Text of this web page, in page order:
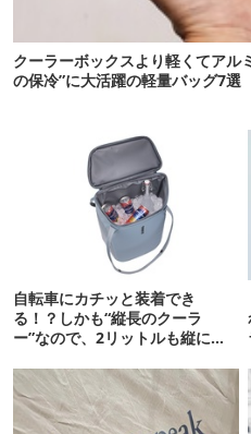
クーラーボックスより軽くてアル
の保冷”に大活躍の軽量バッグ7選
自転車にカチッと装着でき
る！？しかも“縦長のクーラ
ー”なので、2リットルも縦に入